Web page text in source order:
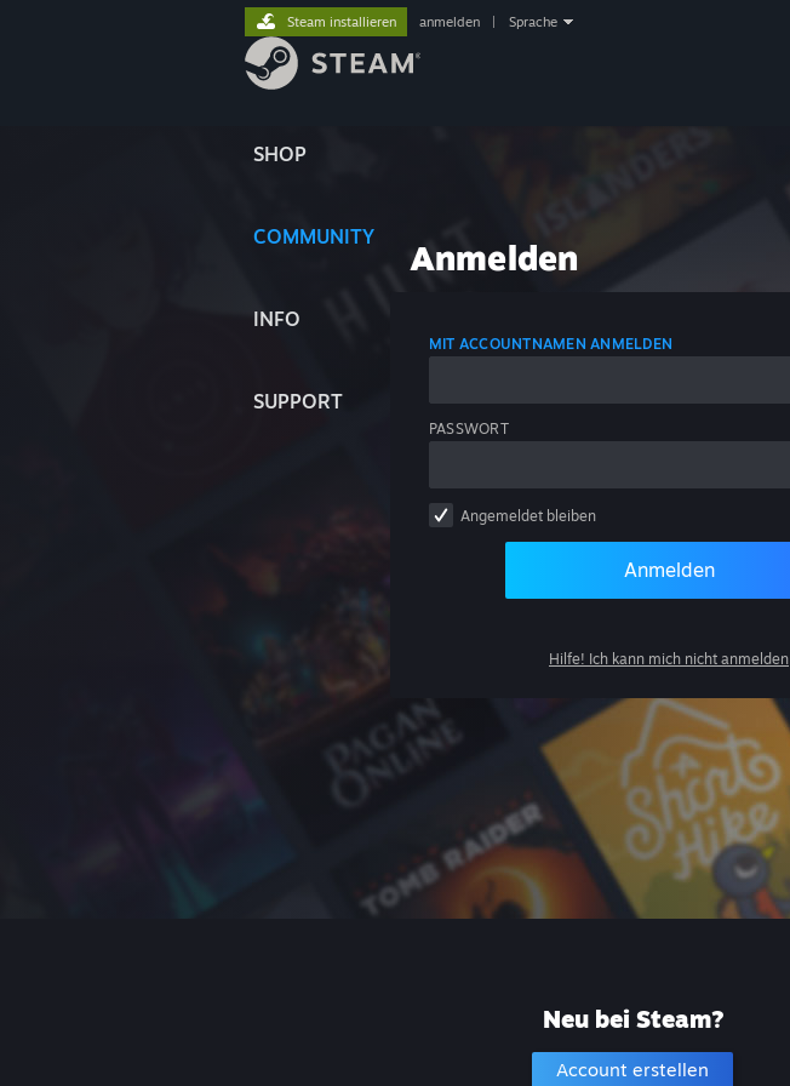
SHOP
COMMUNITY
INFO
SUPPORT
Steam installieren anmelden Sprache
Anmelden
MIT ACCOUNTNAMEN ANMELDEN
PASSWORT
Angemeldet bleiben
Anmelden
Hilfe! Ich kann mich nicht anmelden
Neu bei Steam?
Account erstellen